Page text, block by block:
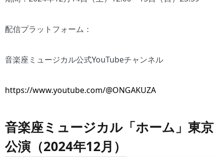
配信プラットフォーム：
音楽座ミュージカル公式YouTubeチャンネル
https://www.youtube.com/@ONGAKUZA
音楽座ミュージカル「ホーム」東京
公演（2024年12月）